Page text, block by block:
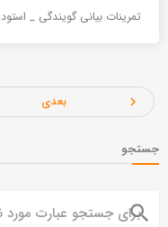
تمرینات بیانی گویندگی _
بعدی navigate_next
جستجو
search